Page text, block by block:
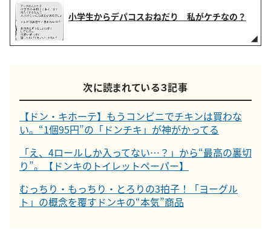
小学生からデパコスおねだり 私がケチなの？
次に読まれている３記事
【ドン・キホーテ】もうコンビニでチキンは買わな
い。“1個95円”の「ドンチキ」が神がかってる
「え、4ロールしか入ってない…？」から“最高の裏切
り”。【ドンキのトイレットペーパー】
むっちり・もっちり・とろりの3拍子！「ヨーグル
ト」の概念を覆すドンキの“本気”商品